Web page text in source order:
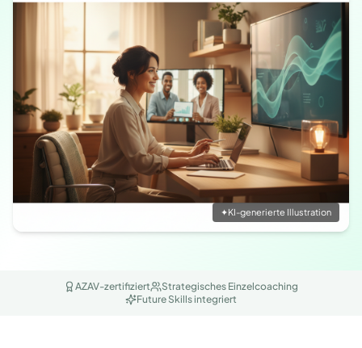
✦KI-generierte Illustration
AZAV-zertifiziert
Strategisches Einzelcoaching
Future Skills integriert